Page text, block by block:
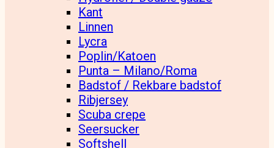
Kant
Linnen
Lycra
Poplin/Katoen
Punta – Milano/Roma
Badstof / Rekbare badstof
Ribjersey
Scuba crepe
Seersucker
Softshell